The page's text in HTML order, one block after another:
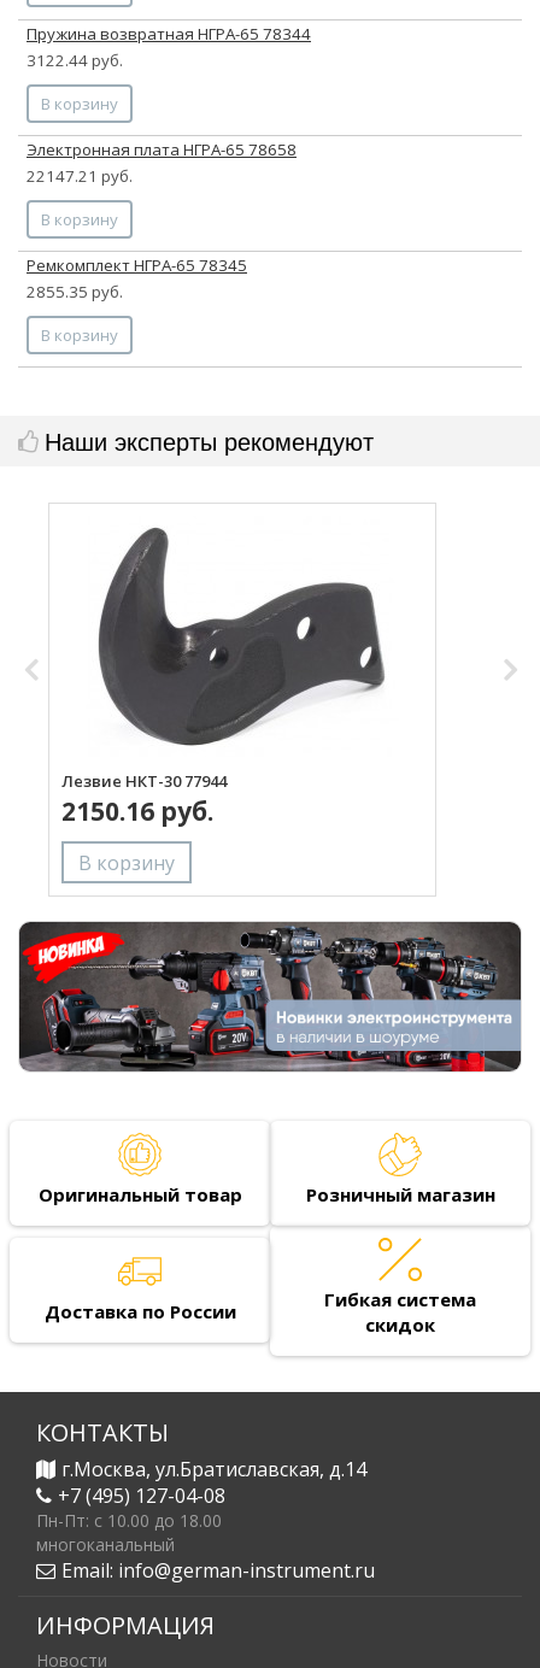
Пружина возвратная НГРА-65 78344
3122.44 руб.
В корзину
Электронная плата НГРА-65 78658
22147.21 руб.
В корзину
Ремкомплект НГРА-65 78345
2855.35 руб.
В корзину
Наши эксперты рекомендуют
Лезвие НКТ-30 77944
2150.16 руб.
Оригинальный товар Розничный магазин
Доставка по России
Гибкая система
скидок
КОНТАКТЫ
г.Москва, ул.Братиславская, д.14
+7 (495) 127-04-08
Пн-Пт: c 10.00 до 18.00
многоканальный
Email: info@german-instrument.ru
ИНФОРМАЦИЯ
Новости